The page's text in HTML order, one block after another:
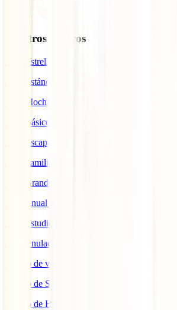
Nuestros seguros
IATI Estrella
IATI Estándar
IATI Mochilero
IATI Básico
IATI Escapadas
IATI Familia
IATI Grandes Viajeros
IATI Anual Multiviaje
IATI Estudios
IATI Anulación Premium
Seguro de viaje COVID
Seguro de Salud
Seguro de Hogar